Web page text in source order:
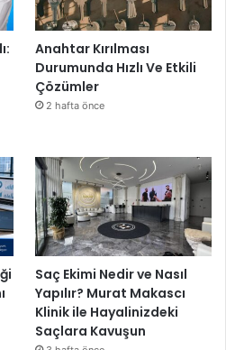
Anahtar Kırılması
Durumunda Hızlı Ve Etkili
Çözümler
2 hafta önce
Saç Ekimi Nedir ve Nasıl
Yapılır? Murat Makascı
Klinik ile Hayalinizdeki
Saçlara Kavuşun